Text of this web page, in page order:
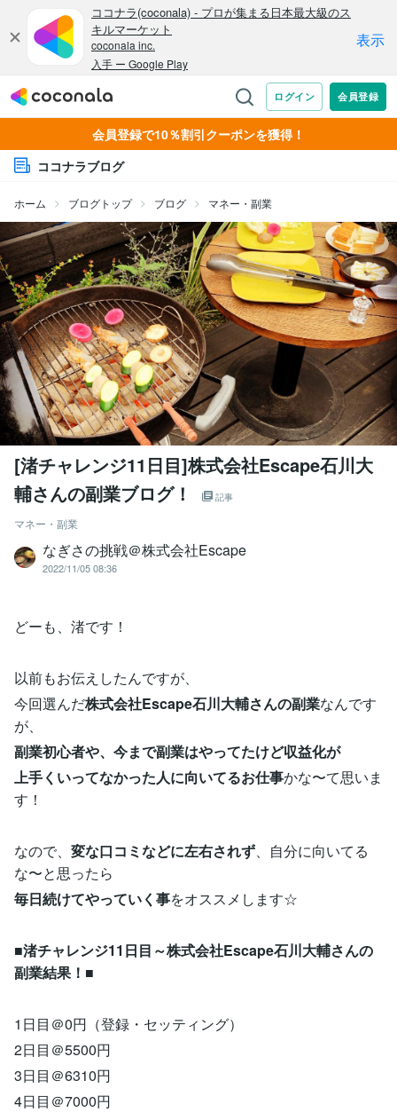
会員登録で10％割引クーポンを獲得！
ココナラブログ
ホーム ブログトップ ブログ マネー・副業
[渚チャレンジ11日目]株式会社Escape石川大
輔さんの副業ブログ！
記事
マネー・副業
なぎさの挑戦＠株式会社Escape
2022/11/05 08:36
どーも、渚です！
以前もお伝えしたんですが、
今回選んだ株式会社Escape石川大輔さんの副業なんです
が、
副業初心者や、今まで副業はやってたけど収益化が
上手くいってなかった人に向いてるお仕事かな〜て思いま
す！
なので、 変な口コミなどに左右されず、自分に向いてる
な〜と思ったら
毎日続けてやっていく事をオススメします☆
■渚チャレンジ11日目～株式会社Escape石川大輔さんの
副業結果！ ■
1日目＠0円（登録・セッティング）
2日目＠5500円
3日目＠6310円
4日目＠7000円